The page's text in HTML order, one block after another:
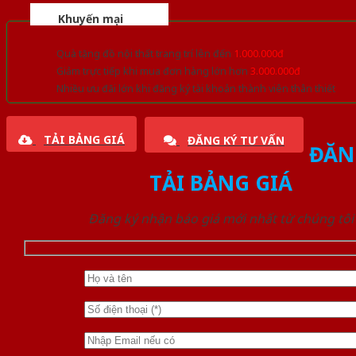
Khuyến mại
Quà tặng đồ nội thất trang trí lên đến 1.000.000đ
Giảm trực tiếp khi mua đơn hàng lớn hơn 3.000.000đ
Nhiều ưu đãi lớn khi đăng ký tài khoản thành viên thân thiết
TẢI BẢNG GIÁ ĐĂNG KÝ TƯ VẤN
TẢI BẢNG GIÁ
Đăng ký nhận báo giá mới nhất từ chúng tôi